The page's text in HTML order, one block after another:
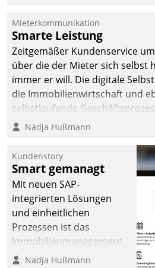
Mieterkommunikation
Smarte Leistung
Zeitgemäßer Kundenservice
über die der Mieter sich selbst
immer er will. Die digitale
die Immobilienwirtschaft und
selbstlaufende
Kunde und smart der
Nadja Hußmann
Kundenstory
Smart gemanagt
Mit neuen SAP-
integrierten Lösungen
und einheitlichen
Prozessen ist das
Immobilienmanagement
der Bayerischen
Nadja Hußmann